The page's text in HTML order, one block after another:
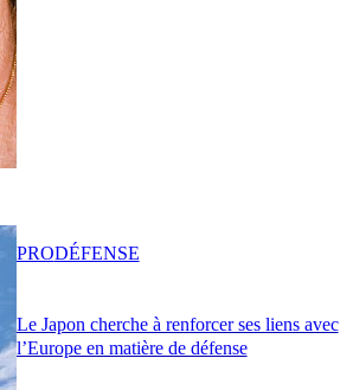
Le Japon cherche à renforcer ses liens avec
l’Europe en matière de défense
PRODÉFENSE